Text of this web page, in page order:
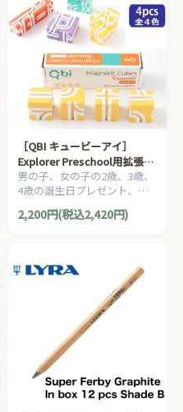
［QBI キュービーアイ］
Explorer Preschool用拡張キ
ット ホワイトレールブロック
4個セット プログラミング的
思考を育てる磁石ブロック知
育玩具
男の子、女の子の2歳、3歳、
4歳の誕生日プレゼント、ク
リスマスプレゼント、入園祝
いにおすすめの、プログラミ
リーズです。
2,200円(税込2,420円)